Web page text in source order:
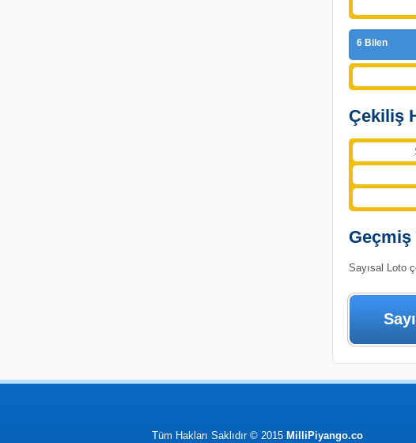
6 Bilen
Çekiliş
Geçmiş
Sayısal Loto
Tüm Hakları Saklıdır © 2015 MilliPiyango.co